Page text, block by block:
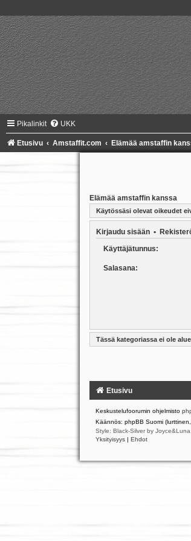
Pikalinkit UKK
Etusivu Amstaffit.com Elämää amstaffin
Elämää amstaffin kanssa
Käytössäsi olevat oikeudet
Kirjaudu sisään•
Käyttäjätunnus:
Salasana:
Tässä kategoriassa ei ole
Etusivu
Keskustelufoorumin ohjelmisto
Käännös: phpBB Suomi
Style: Black-Silver by Joyce&Luna
Yksityisyys | Ehdot